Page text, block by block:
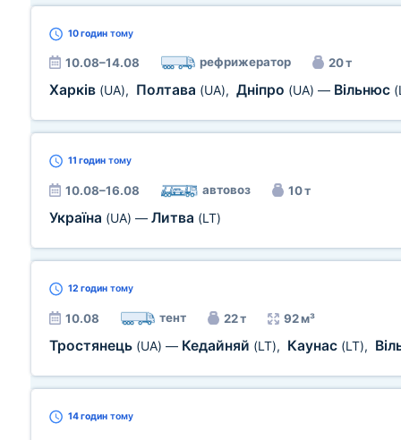
10 годин тому
10.08–14.08 рефрижератор 20 т
Харків (UA), Полтава (UA), Дніпро (UA) — Вільнюс
11 годин тому
10.08–16.08 автовоз 10 т
Україна (UA) — Литва (LT)
12 годин тому
10.08 тент 22 т 92 м³
Тростянець (UA) — Кедайняй (LT), Каунас (LT),
14 годин тому